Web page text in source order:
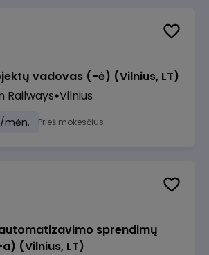
vadovas (-ė) (Vilnius, LT)
Railways Vilnius
mėn. Prieš mokesčius
sprendimų
(Vilnius, LT)